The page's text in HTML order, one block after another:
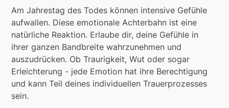
Am Jahrestag des Todes können intensive Gefühle
aufwallen. Diese emotionale Achterbahn ist eine
natürliche Reaktion. Erlaube dir, deine Gefühle in
ihrer ganzen Bandbreite wahrzunehmen und
auszudrücken. Ob Traurigkeit, Wut oder sogar
Erleichterung - jede Emotion hat ihre Berechtigung
und kann Teil deines individuellen Trauerprozesses
sein.